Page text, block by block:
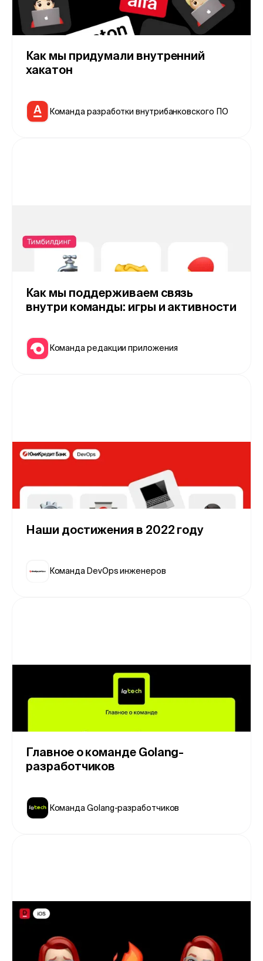
Как мы придумали внутренний
хакатон
Команда разработки внутрибанковского ПО
Как мы поддерживаем связь
внутри команды: игры и активности
Команда редакции приложения
Наши достижения в 2022 году
Команда DevOps инженеров
Главное о команде Golang-
разработчиков
Команда Golang-разработчиков